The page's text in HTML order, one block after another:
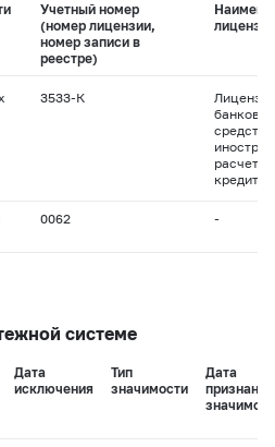
Учетный номер
(номер лицензии,
номер записи в
реестре)
лицензии
3533-К
0062 -
системе
Дата
исключения
Тип
значимости
Дата
признания